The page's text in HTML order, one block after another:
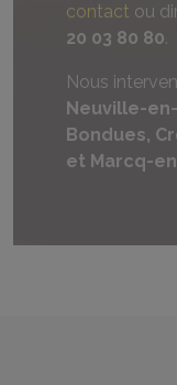
contact ou
20 03 80 80.
Nous
Neuville-
Bondues,
et Marcq-